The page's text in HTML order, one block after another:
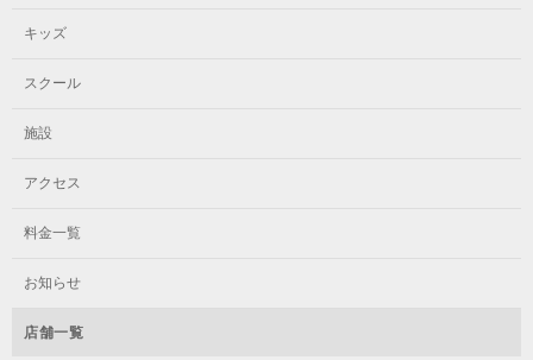
キッズ
スクール
施設
アクセス
料金一覧
お知らせ
店舗一覧